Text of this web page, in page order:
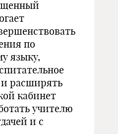
по
языку,
и расширять
кабинет
учителю
и с